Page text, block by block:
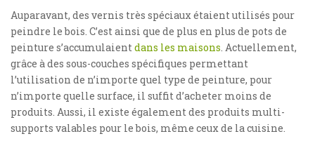
Auparavant, des vernis très spéciaux étaient utilisés pour
peindre le bois. C’est ainsi que de plus en plus de pots de
peinture s’accumulaientdans les maisons. Actuellement,
grâce à des sous-couches spécifiques permettant
l’utilisation de n’importe quel type de peinture, pour
n’importe quelle surface, il suffit d’acheter moins de
produits. Aussi, il existe également des produits multi-
supports valables pour le bois, même ceux de la cuisine.